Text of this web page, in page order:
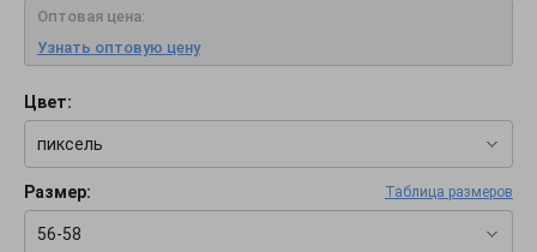
Оптовая цена:
Узнать оптовую цену
Цвет:
пиксель
Размер: Таблица размеров
56-58